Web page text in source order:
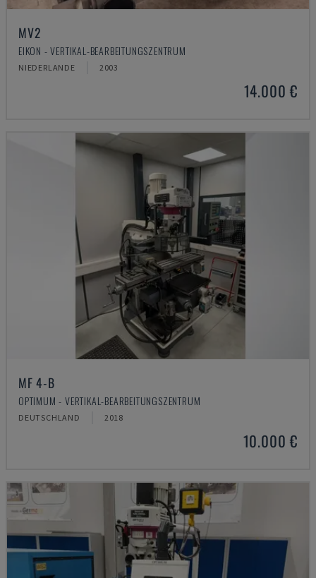
MV2
EIKON - VERTIKAL-BEARBEITUNGSZENTRUM
NIEDERLANDE 2003
14.000 €
MF 4-B
OPTIMUM - VERTIKAL-BEARBEITUNGSZENTRUM
DEUTSCHLAND 2018
10.000 €